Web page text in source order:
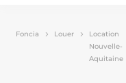
Foncia Louer
Location
Nouvelle-
Aquitaine